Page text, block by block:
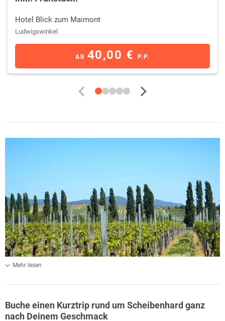
Hotel Blick zum Maimont
Ludwigswinkel
AB 40,00 € P.P.
Damit der Kurzurlaub in Scheibenhard perfekt gelingt, lohnt es sich,
einige Reisetipps zu beachten. Die beste Reisezeit liegt zwischen April
Mehr lesen
Buche einen Kurztrip rund um Scheibenhard ganz
nach Deinem Geschmack